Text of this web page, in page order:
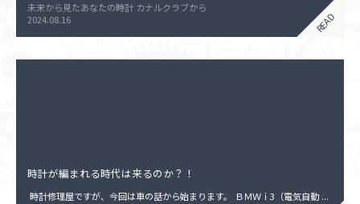
未来から見たあなたの時計 カナルクラブから
2024.08.16
READ
時計が編まれる時代は来るのか？！
時計修理屋ですが、今回は車の話から始まります。 ＢＭＷｉ3（電気自動 ...